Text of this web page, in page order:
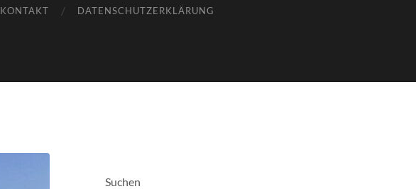
KONTAKT DATENSCHUTZERKLÄRUNG
Suchen